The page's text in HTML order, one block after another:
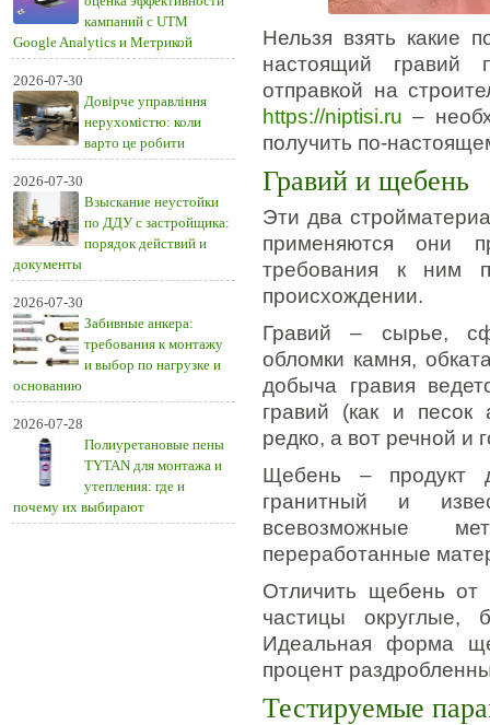
кампаний с UTM
Google Analytics и Метрикой
2026-07-30
Довірче управління
нерухомістю: коли
варто це робити
2026-07-30
Взыскание неустойки
по ДДУ с застройщика:
порядок действий и
документы
2026-07-30
Забивные анкера:
требования к монтажу
и выбор по нагрузке и
основанию
2026-07-28
Полиуретановые пены
TYTAN для монтажа и
утепления: где и
почему их выбирают
Нельзя взять какие
настоящий гравий
отправкой на
https://niptisi.ru –
получить по-
Гравий и щебень
Эти два
применяются они
требования к ним
происхождении.
Гравий – сырье,
обломки камня,
добыча гравия
гравий (как и песок
редко, а вот речной и
Щебень – продукт
гранитный и
всевозможные
переработанные
Отличить щебень
частицы округлые,
Идеальная форма
процент
Тестируемые